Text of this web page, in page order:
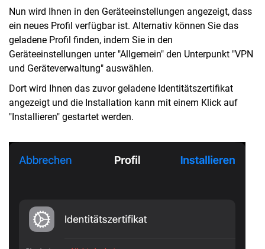
Nun wird Ihnen in den Geräteeinstellungen angezeigt, dass
ein neues Profil verfügbar ist. Alternativ können Sie das
geladene Profil finden, indem Sie in den
Geräteeinstellungen unter "Allgemein" den Unterpunkt "VPN
und Geräteverwaltung" auswählen.
Dort wird Ihnen das zuvor geladene Identitätszertifikat
angezeigt und die Installation kann mit einem Klick auf
"Installieren" gestartet werden.